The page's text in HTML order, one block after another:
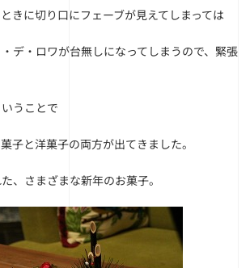
きに切り口にフェーブが見えてしまっては
デ・ロワが台無しになってしまうので、緊張
うことで
子と洋菓子の両方が出てきました。
、さまざまな新年のお菓子。